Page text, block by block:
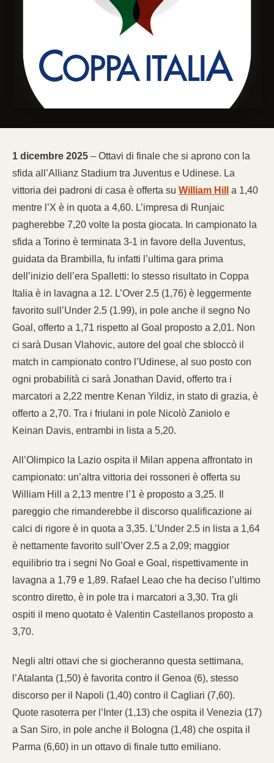
1 dicembre 2025 – Ottavi di finale che si aprono con la
sfida all’Allianz Stadium tra Juventus e Udinese. La
vittoria dei padroni di casa è offerta su William Hill
a 1,40
mentre l’X è in quota a 4,60. L’impresa di Runjaic
pagherebbe 7,20 volte la posta giocata. In campionato la
sfida a Torino è terminata 3-1 in favore della Juventus,
guidata da Brambilla, fu infatti l’ultima gara prima
dell’inizio dell’era Spalletti: lo stesso risultato in Coppa
Italia è in lavagna a 12. L’Over 2.5 (1,76) è leggermente
favorito sull’Under 2.5 (1.99), in pole anche il segno No
Goal, offerto a 1,71 rispetto al Goal proposto a 2,01. Non
ci sarà Dusan Vlahovic, autore del goal che sbloccò il
match in campionato contro l’Udinese, al suo posto con
ogni probabilità ci sarà Jonathan David, offerto tra i
marcatori a 2,22 mentre Kenan Yildiz, in stato di grazia, è
offerto a 2,70. Tra i friulani in pole Nicolò Zaniolo e
Keinan Davis, entrambi in lista a 5,20.
All’Olimpico la Lazio ospita il Milan appena affrontato in
campionato: un’altra vittoria dei rossoneri è offerta su
William Hill a 2,13 mentre l’1 è proposto a 3,25. Il
pareggio che rimanderebbe il discorso qualificazione ai
calci di rigore è in quota a 3,35. L’Under 2.5 in lista a 1,64
è nettamente favorito sull’Over 2.5 a 2,09; maggior
equilibrio tra i segni No Goal e Goal, rispettivamente in
lavagna a 1,79 e 1,89. Rafael Leao che ha deciso l’ultimo
scontro diretto, è in pole tra i marcatori a 3,30. Tra gli
ospiti il meno quotato è Valentin Castellanos proposto a
3,70.
Negli altri ottavi che si giocheranno questa settimana,
l’Atalanta (1,50) è favorita contro il Genoa (6), stesso
discorso per il Napoli (1,40) contro il Cagliari (7,60).
Quote rasoterra per l’Inter (1,13) che ospita il Venezia (17)
a San Siro, in pole anche il Bologna (1,48) che ospita il
Parma (6,60) in un ottavo di finale tutto emiliano.